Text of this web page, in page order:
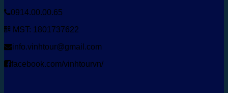
0914.00.00.65
MST: 1801737622
info.vinhtour@gmail.com
facebook.com/vinhtourvn/